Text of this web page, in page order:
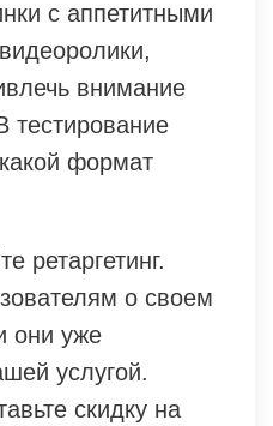
с аппетитными
внимание
тестирование
формат
ретаргетинг.
о своем
они уже
услугой.
скидку на